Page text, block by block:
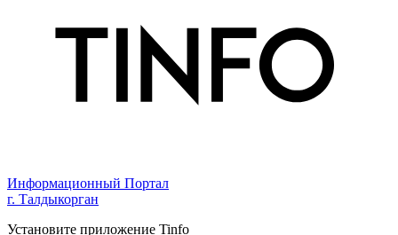
Информационный Портал
г. Талдыкорган
Установите приложение Tinfo